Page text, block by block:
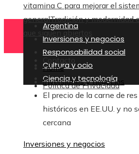
vitamina C para mejorar el
generalTradición y modernidad
que siguen abiertos
Contacto
Política de Privacidad
Argentina
Inversiones y negocios
Responsabilidad social
Cultura y ocio
Ciencia y tecnología
Home
Inversiones y negocios
El precio de la carne de
históricos en EE.UU. y no
cercana
Inversiones y negocios